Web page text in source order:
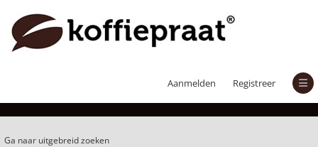
Aanmelden Registreer
Ga naar uitgebreid zoeken